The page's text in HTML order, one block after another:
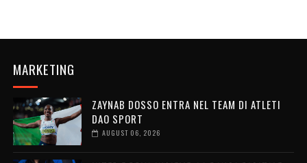
MARKETING
ZAYNAB DOSSO ENTRA NEL TEAM DI ATLETI
DAO SPORT
AUGUST 06, 2026